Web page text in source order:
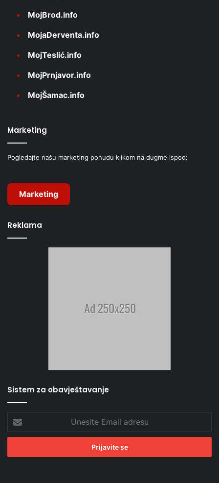
MojBrod.info
MojaDerventa.info
MojTeslić.info
MojPrnjavor.info
MojŠamac.info
Marketing
Pogledajte našu marketing ponudu klikom na dugme ispod:
Marketing
Reklama
Sistem za obavještavanje
Email
adresu